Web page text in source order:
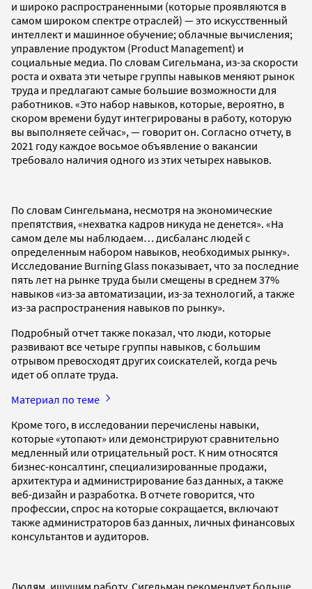
и широко распространенными (которые проявляются в
самом широком спектре отраслей) — это искусственный
интеллект и машинное обучение; облачные вычисления;
управление продуктом (Product Management) и
социальные медиа. По словам Сигельмана, из-за скорости
роста и охвата эти четыре группы навыков меняют рынок
труда и предлагают самые большие возможности для
работников. «Это набор навыков, которые, вероятно, в
скором времени будут интегрированы в работу, которую
вы выполняете сейчас», — говорит он. Согласно отчету, в
2021 году каждое восьмое объявление о вакансии
требовало наличия одного из этих четырех навыков.
По словам Сингельмана, несмотря на экономические
препятствия, «нехватка кадров никуда не денется». «На
самом деле мы наблюдаем… дисбаланс людей с
определенным набором навыков, необходимых рынку».
Исследование Burning Glass показывает, что за последние
пять лет на рынке труда были смещены в среднем 37%
навыков «из-за автоматизации, из-за технологий, а также
из-за распространения навыков по рынку».
Подробный отчет также показал, что люди, которые
развивают все четыре группы навыков, с большим
отрывом превосходят других соискателей, когда речь
идет об оплате труда.
Материал по теме
Кроме того, в исследовании перечислены навыки,
которые «утопают» или демонстрируют сравнительно
медленный или отрицательный рост. К ним относятся
бизнес-консалтинг, специализированные продажи,
архитектура и администрирование баз данных, а также
веб-дизайн и разработка. В отчете говорится, что
профессии, спрос на которые сокращается, включают
также администраторов баз данных, личных финансовых
консультантов и аудиторов.
Людям, ищущим работу, Сигельман рекомендует больше